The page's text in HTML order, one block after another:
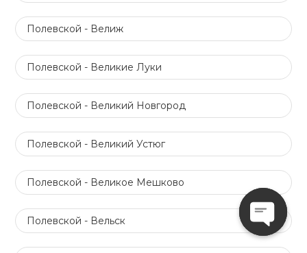
Полевской - Велиж
Полевской - Великие Луки
Полевской - Великий Новгород
Полевской - Великий Устюг
Полевской - Великое Мешково
Полевской - Вельск
Open